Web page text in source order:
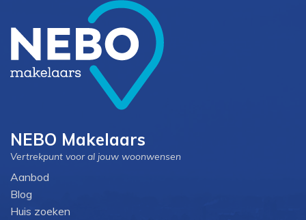
NEBO Makelaars
Vertrekpunt voor al jouw woonwensen
Aanbod
Blog
Huis zoeken